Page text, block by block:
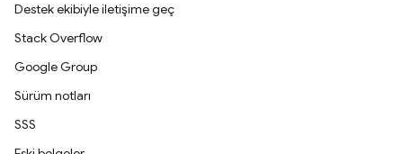
Destek ekibiyle iletişime geç
Stack Overflow
Google Group
Sürüm notları
SSS